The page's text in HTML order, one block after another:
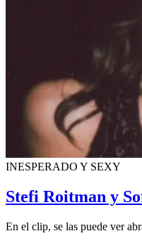
INESPERADO Y SEXY
Stefi Roitman y
En el clip, se las puede ver